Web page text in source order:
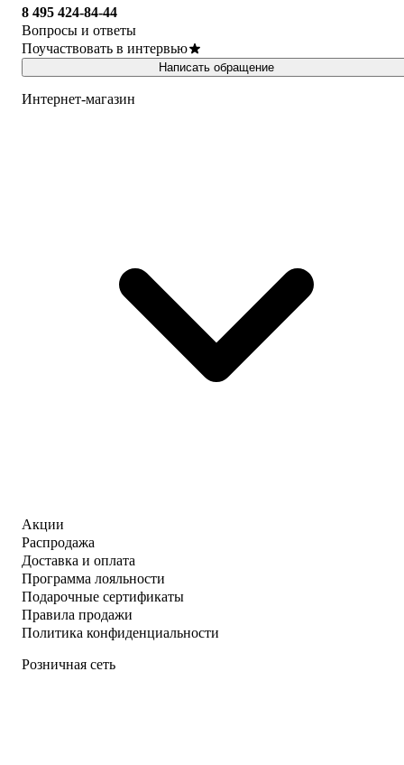
8 495 424-84-44
Вопросы и ответы
Поучаствовать в интервью
Написать обращение
Интернет-магазин
Акции
Распродажа
Доставка и оплата
Программа лояльности
Подарочные сертификаты
Правила продажи
Политика конфиденциальности
Розничная сеть